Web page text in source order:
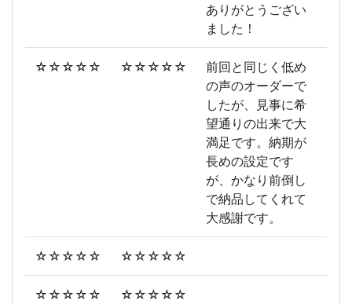
ありがとうござい
ました！
☆☆☆☆☆ ☆☆☆☆☆
前回と同じく低め
の声のオーダーで
したが、見事に希
望通りの出来で大
満足です。納期が
長めの設定です
が、かなり前倒し
で納品してくれて
大感謝です。
☆☆☆☆☆ ☆☆☆☆☆
☆☆☆☆☆ ☆☆☆☆☆